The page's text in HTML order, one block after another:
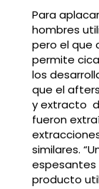
Para
hombres
pero el que
permite
los
que el
y extracto
fueron
similares.
espesantes
producto